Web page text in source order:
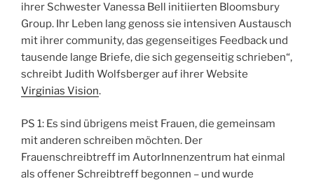
ihrer Schwester Vanessa Bell initiierten Bloomsbury
Group. Ihr Leben lang genoss sie intensiven Austausch
mit ihrer community, das gegenseitiges Feedback und
tausende lange Briefe, die sich gegenseitig schrieben“,
schreibt Judith Wolfsberger auf ihrer Website
Virginias Vision.
PS 1: Es sind übrigens meist Frauen, die gemeinsam
mit anderen schreiben möchten. Der
Frauenschreibtreff im AutorInnenzentrum hat einmal
als offener Schreibtreff begonnen – und wurde